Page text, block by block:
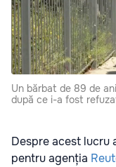
Un bărbat de 89 de
după ce i-a fost
Despre acest lucru
pentru agenția